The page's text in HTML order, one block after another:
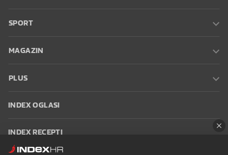
SPORT
MAGAZIN
PLUS
INDEX OGLASI
INDEX RECEPTI